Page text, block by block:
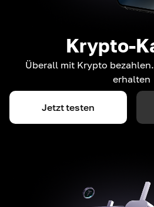
Krypto-
Überall mit Krypto
erhalten
Jetzt testen